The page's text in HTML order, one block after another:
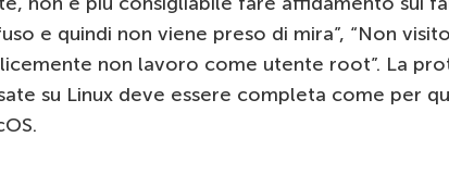
e quindi non viene preso di mira”, “Non
non lavoro come utente root”. La
su Linux deve essere completa come per